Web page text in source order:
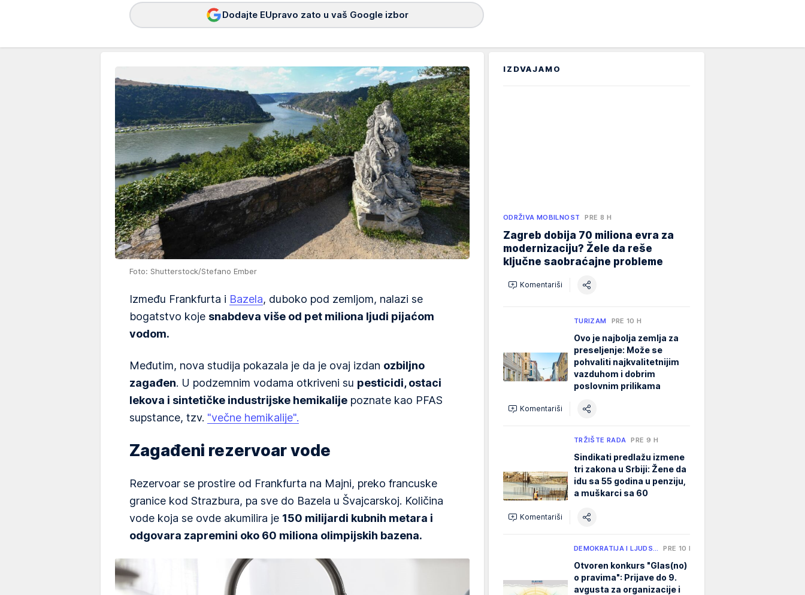
Dodajte EUpravo zato u vaš Google izbor
Foto: Shutterstock/Stefano Ember
Između Frankfurta i Bazela, duboko pod zemljom, nalazi se
bogatstvo koje snabdeva više od pet miliona ljudi pijaćom
vodom.
Međutim, nova studija pokazala je da je ovaj izdan ozbiljno
zagađen. U podzemnim vodama otkriveni su pesticidi, ostaci
lekova i sintetičke industrijske hemikalije poznate kao PFAS
supstance, tzv. "večne hemikalije".
Zagađeni rezervoar vode
Rezervoar se prostire od Frankfurta na Majni, preko francuske
granice kod Strazbura, pa sve do Bazela u Švajcarskoj. Količina
vode koja se ovde akumilira je 150 milijardi kubnih metara i
odgovara zapremini oko 60 miliona olimpijskih bazena.
IZDVAJAMO
ODRŽIVA MOBILNOST PRE 8 H
Zagreb dobija 70 miliona evra za
modernizaciju? Žele da reše
ključne saobraćajne probleme
Komentariši
TURIZAM PRE 10 H
Ovo je najbolja zemlja za
preseljenje: Može se
pohvaliti najkvalitetnijim
vazduhom i dobrim
poslovnim prilikama
Komentariši
TRŽIŠTE RADA PRE 9 H
Sindikati predlažu izmene
tri zakona u Srbiji: Žene da
idu sa 55 godina u penziju,
a muškarci sa 60
Komentariši
DEMOKRATIJA I LJUDS… PRE 10 H
Otvoren konkurs "Glas(no)
o pravima": Prijave do 9.
avgusta za organizacije i